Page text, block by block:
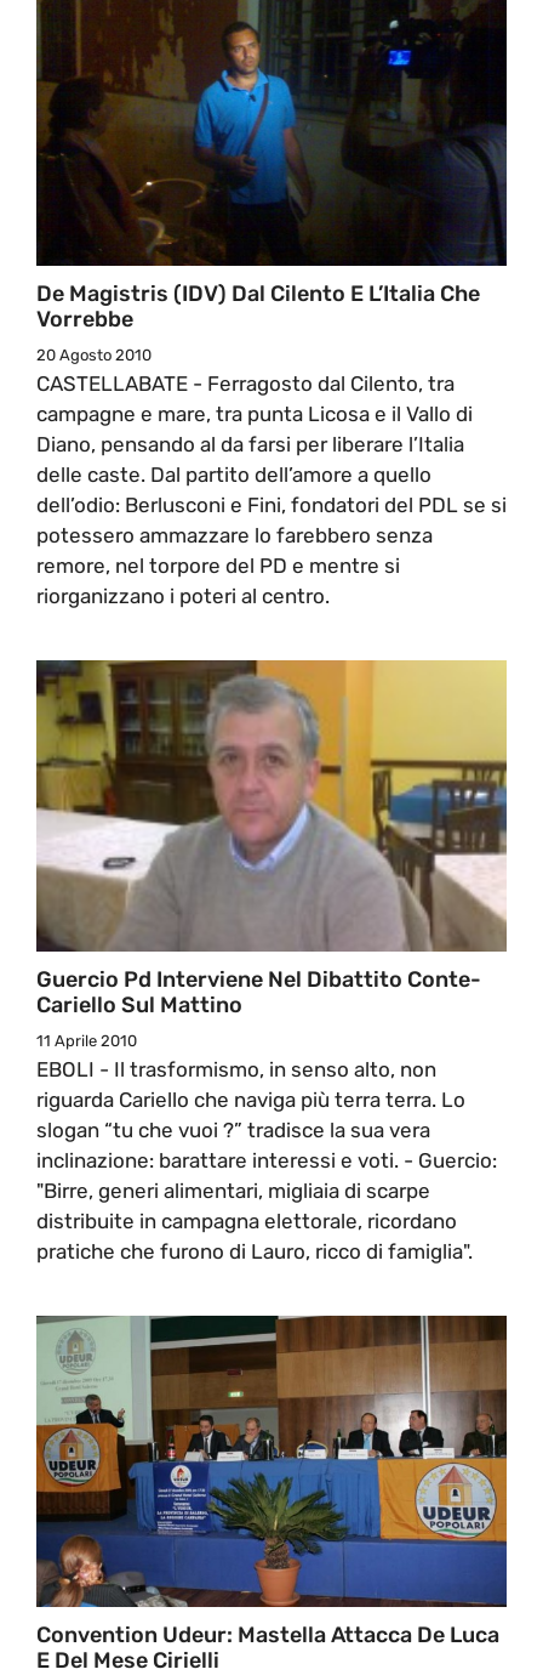
De Magistris (IDV) Dal Cilento E L’Italia Che
Vorrebbe
20 Agosto 2010
CASTELLABATE - Ferragosto dal Cilento, tra
campagne e mare, tra punta Licosa e il Vallo di
Diano, pensando al da farsi per liberare l’Italia
delle caste. Dal partito dell’amore a quello
dell’odio: Berlusconi e Fini, fondatori del PDL se si
potessero ammazzare lo farebbero senza
remore, nel torpore del PD e mentre si
riorganizzano i poteri al centro.
Guercio Pd Interviene Nel Dibattito Conte-
Cariello Sul Mattino
11 Aprile 2010
EBOLI - Il trasformismo, in senso alto, non
riguarda Cariello che naviga più terra terra. Lo
slogan “tu che vuoi ?” tradisce la sua vera
inclinazione: barattare interessi e voti. - Guercio:
"Birre, generi alimentari, migliaia di scarpe
distribuite in campagna elettorale, ricordano
pratiche che furono di Lauro, ricco di famiglia".
Convention Udeur: Mastella Attacca De Luca
E Del Mese Cirielli